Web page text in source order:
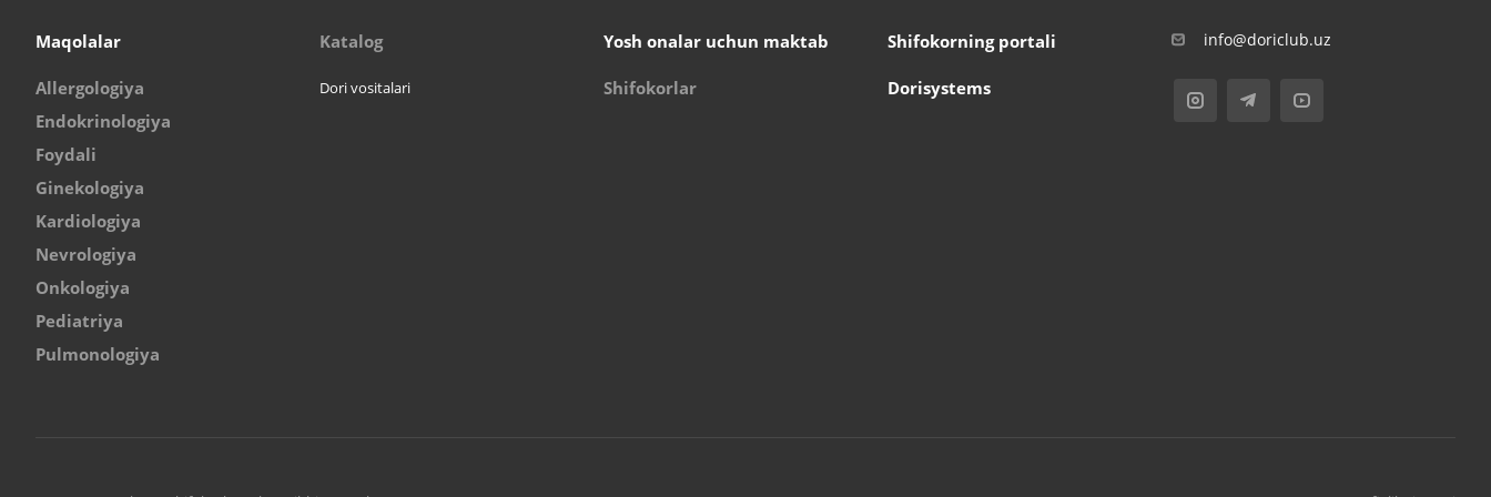
Maqolalar
Allergologiya
Endokrinologiya
Foydali
Ginekologiya
Kardiologiya
Nevrologiya
Onkologiya
Pediatriya
Pulmonologiya
Katalog
Dori vositalari
Yosh onalar uchun maktab
Shifokorlar
Shifokorning portali
Dorisystems
info@doriclub.uz